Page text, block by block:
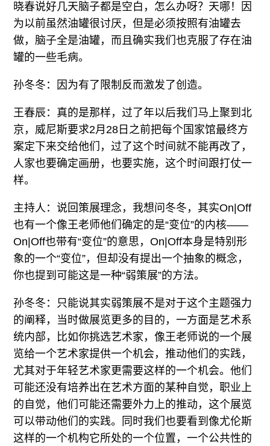
晓春说好几天脑子都是空白，怎么办呀？天哪！因
为以前虽然油罐很讨厌，但是必须按照有油罐去
做，脑子全是油罐，而且确实我们也克服了存在油
罐的一些毛病。
孙冬冬：因为有了限制反而激发了创造。
王春辰：真的是那样，过了年以后我们马上聚到北
京，威尼斯要求2月28日之前把每个国家馆最终方
案定下来交给他们，过了这个时间就不能再改了，
人家也要确定画册，也要实施，这个时间跟打仗一
样。
主持人：说回策展理念，我想问冬冬，其实On|Off
也有一个像王老师他们确定的是“变位”的内核——
On|Off也带有“变位”的意思，On|Off本身是特别形
象的一个“变位”，但却没有提出一个抽象的概念，
你也提到可能这是一种“弱策展”的方法。
孙冬冬：只能说其实弱策展不是对于这个主题强力
的阐释，当时做展览更多的目的，一方面是艺术系
统内部，比如你挑选艺术家，像王老师说的一个展
览给一个艺术家提供一个机会，推动他们的实践，
尤其对于年轻艺术家更需要这样的一个机会。他们
可能还没有培养出在艺术方面的某种自觉，职业上
的自觉，他们可能还需要外力上的推动，这个展览
可以带动他们的实践。同时我们也要看到像尤伦斯
这样的一个机构它所处的一个位置，一个公共性的